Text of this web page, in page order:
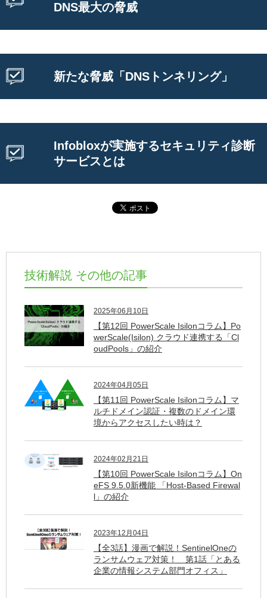
DNS最大の脅威
新たな脅威「DNSトンネリング」
Infobloxが実施するセキュリティ診断
サービスとは
技術解説 その他の記事
2025年06月10日
【第12回 PowerScale Isilonコラム】Po
werScale(Isilon) クラウド連携する「Cl
oudPools」の紹介
2024年04月05日
【第11回 PowerScale Isilonコラム】マ
ルチドメイン認証・複数のドメイン環
境からアクセスしたい時は？
2024年02月21日
【第10回 PowerScale Isilonコラム】On
eFS 9.5.0新機能 「Host-Based Firewal
l」の紹介
2023年12月04日
【全3話】漫画で解説！SentinelOneの
ランサムウェア対策！ 第1話「とある
企業の情報システム部門オフィス」